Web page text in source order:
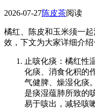
2026-07-27陈皮茶阅读
橘红、陈皮和玉米须一
效，下文为大家详细介绍
止咳化痰：橘红性
化痰、消食化积的
气健脾、燥湿化痰
是痰湿蕴肺所致的
易于咳出，减轻咳